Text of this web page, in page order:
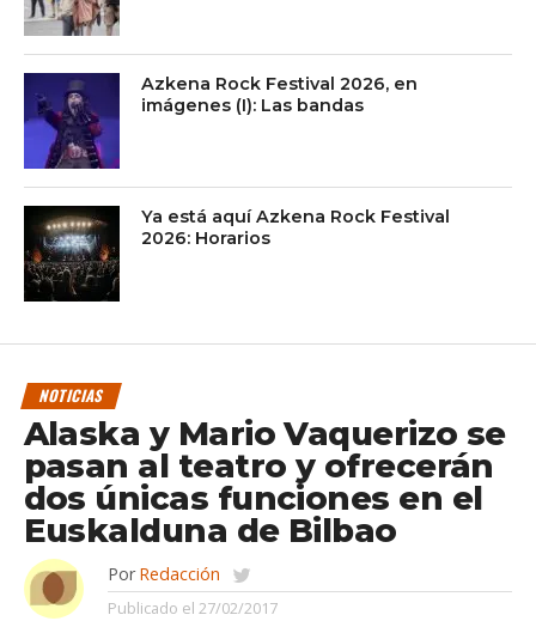
Azkena Rock Festival 2026, en
imágenes (I): Las bandas
Ya está aquí Azkena Rock Festival
2026: Horarios
NOTICIAS
Alaska y Mario Vaquerizo se
pasan al teatro y ofrecerán
dos únicas funciones en el
Euskalduna de Bilbao
Por Redacción
Publicado el 27/02/2017